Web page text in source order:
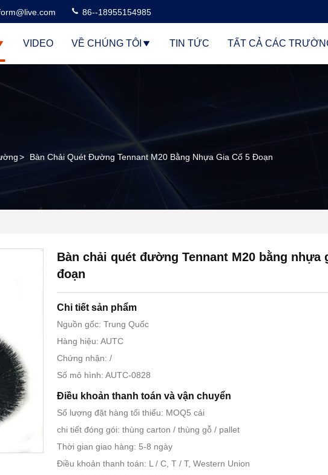
86--18955154985
VIDEO VỀ CHÚNG TÔI TIN TỨC TẤT CẢ CÁC
> Bàn Chải Quét Đường Tennant M20 Bằng Nhựa Gia Cố 5 Đoạn
Bàn chải quét đường Tennant M20 bằng nhựa
đoạn
Chi tiết sản phẩm
Nguồn gốc: Trung Quốc
Hàng hiệu: AUTC
Chứng nhận: /
Số mô hình: AUTC-0828
Điều khoản thanh toán và vận chuyển
Số lượng đặt hàng tối thiểu: MOQ5 cái
chi tiết đóng gói: thùng carton / thùng gỗ / pallet
Thời gian giao hàng: 5-8 ngày
Điều khoản thanh toán: L / C, T / T, Western Union